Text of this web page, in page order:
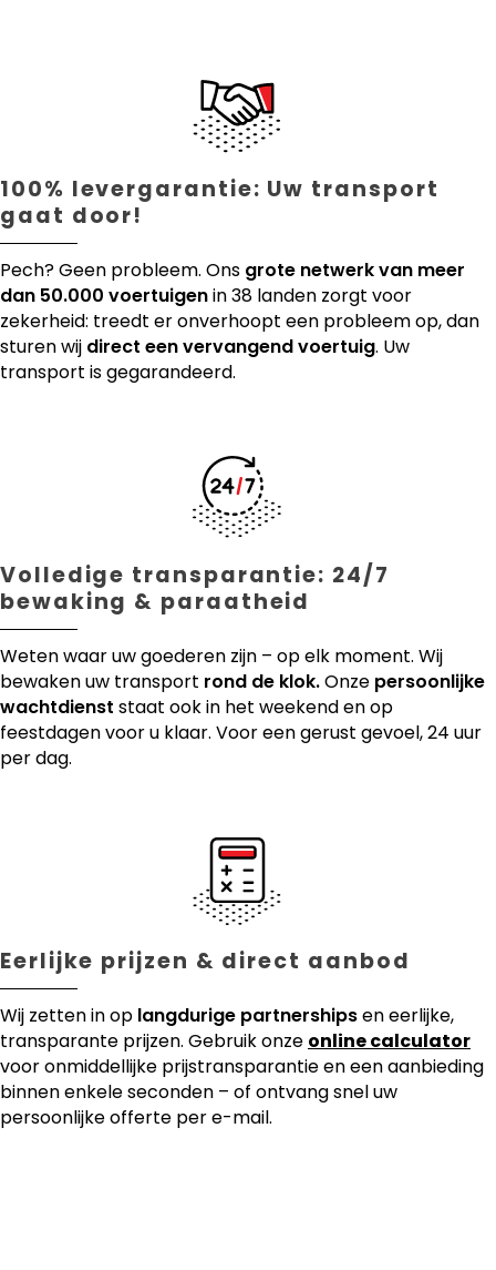
100% levergarantie: Uw transport
gaat door!
Pech? Geen probleem. Ons grote netwerk van meer
dan 50.000 voertuigenin 38 landen zorgt voor
zekerheid: treedt er onverhoopt een probleem op, dan
sturen wij direct een vervangend voertuig. Uw
transport is gegarandeerd.
Volledige transparantie: 24/7
bewaking & paraatheid
Weten waar uw goederen zijn – op elk moment. Wij
bewaken uw transport rond de klok.Onze persoonlijke
wachtdienst staat ook in het weekend en op
feestdagen voor u klaar. Voor een gerust gevoel, 24 uur
per dag.
Eerlijke prijzen & direct aanbod
Wij zetten in op langdurige partnershipsen eerlijke,
transparante prijzen. Gebruik onze online calculator
voor onmiddellijke prijstransparantie en een aanbieding
binnen enkele seconden – of ontvang snel uw
persoonlijke offerte per e-mail.